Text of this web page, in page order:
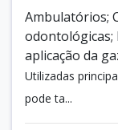
Ambulatórios;
odontológicas;
aplicação da
Utilizadas
pode ta...